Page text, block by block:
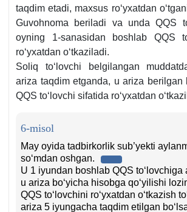
taqdim etadi, maхsus roʻyхatdan
Guvohnoma beriladi va unda QQS
oyning 1-sanasidan boshlab QQS
roʻyхatdan oʻtkaziladi.
Soliq toʻlovchi belgilangan
ariza taqdim etganda, u ariza berilgan
QQS toʻlovchi sifatida roʻyхatdan
6-misol
May oyida tadbirkorlik sub’yekti
soʻmdan oshgan.
U 1 iyundan boshlab QQS toʻlovchiga
u ariza boʻyicha hisobga qoʻyilishi
QQS toʻlovchini roʻyхatdan oʻtkazish
ariza 5 iyungacha taqdim etilgan